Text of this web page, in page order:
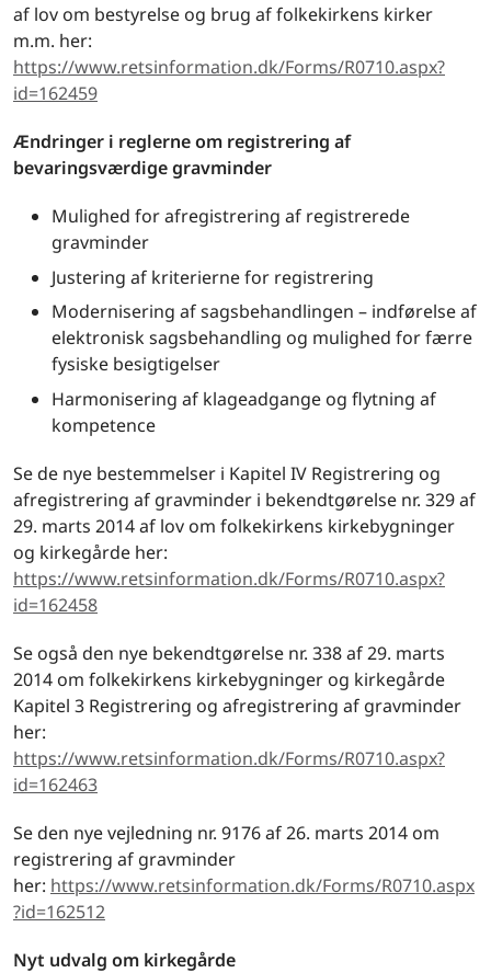
af lov om bestyrelse og brug af folkekirkens kirker
m.m. her:
https://www.retsinformation.dk/Forms/R0710.aspx?
id=162459
Ændringer i reglerne om registrering af
bevaringsværdige gravminder
Mulighed for afregistrering af registrerede
gravminder
Justering af kriterierne for registrering
Modernisering af sagsbehandlingen – indførelse af
elektronisk sagsbehandling og mulighed for færre
fysiske besigtigelser
Harmonisering af klageadgange og flytning af
kompetence
Se de nye bestemmelser i Kapitel IV Registrering og
afregistrering af gravminder i bekendtgørelse nr. 329 af
29. marts 2014 af lov om folkekirkens kirkebygninger
og kirkegårde her:
https://www.retsinformation.dk/Forms/R0710.aspx?
id=162458
Se også den nye bekendtgørelse nr. 338 af 29. marts
2014 om folkekirkens kirkebygninger og kirkegårde
Kapitel 3 Registrering og afregistrering af gravminder
her:
https://www.retsinformation.dk/Forms/R0710.aspx?
id=162463
Se den nye vejledning nr. 9176 af 26. marts 2014 om
registrering af gravminder
her: https://www.retsinformation.dk/Forms/R0710.aspx
?id=162512
Nyt udvalg om kirkegårde